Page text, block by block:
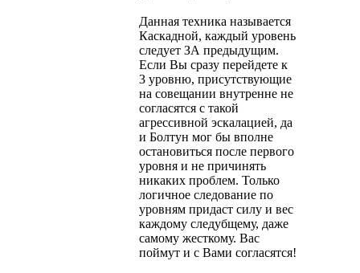
Данная техника называется
Каскадной, каждый уровень
следует ЗА предыдущим.
Если Вы сразу перейдете к
3 уровню, присутствующие
на совещании внутренне не
согласятся с такой
агрессивной эскалацией, да
и Болтун мог бы вполне
остановиться после первого
уровня и не причинять
никаких проблем. Только
логичное следование по
уровням придаст силу и вес
каждому следубщему, даже
самому жесткому. Вас
поймут и с Вами согласятся!